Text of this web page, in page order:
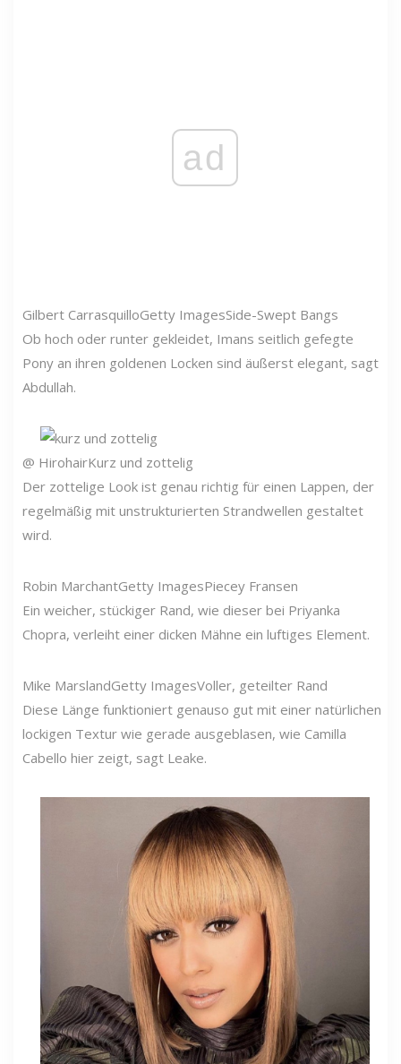
ad
Gilbert CarrasquilloGetty ImagesSide-Swept Bangs
Ob hoch oder runter gekleidet, Imans seitlich gefegte
Pony an ihren goldenen Locken sind äußerst elegant, sagt
Abdullah.
@ HirohairKurz und zottelig
Der zottelige Look ist genau richtig für einen Lappen, der
regelmäßig mit unstrukturierten Strandwellen gestaltet
wird.
Robin MarchantGetty ImagesPiecey Fransen
Ein weicher, stückiger Rand, wie dieser bei Priyanka
Chopra, verleiht einer dicken Mähne ein luftiges Element.
Mike MarslandGetty ImagesVoller, geteilter Rand
Diese Länge funktioniert genauso gut mit einer natürlichen
lockigen Textur wie gerade ausgeblasen, wie Camilla
Cabello hier zeigt, sagt Leake.